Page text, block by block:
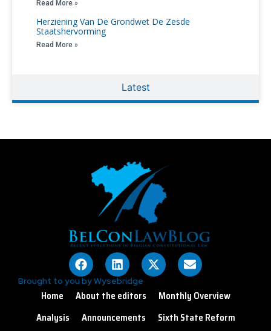
Latest
Read More »
Herziening Van De Grondwet De Zesde
Staatshervorming
Read More »
Brought to you by Wysebridge
Home About the editors
Monthly Overview
Analysis
Announcements
Sixth State Reform